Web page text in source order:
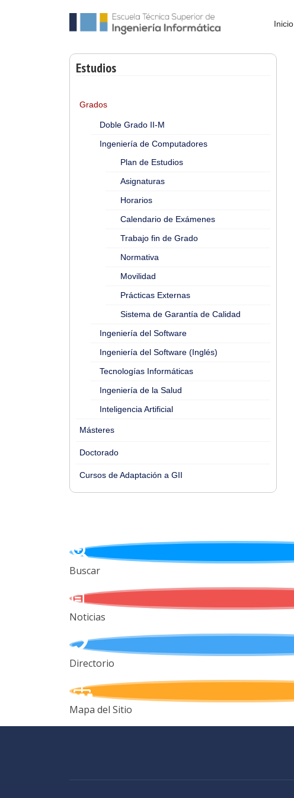
Inicio
Estudios
Grados
Doble Grado II-M
Ingeniería de Computadores
Plan de Estudios
Asignaturas
Horarios
Calendario de Exámenes
Trabajo fin de Grado
Normativa
Movilidad
Prácticas Externas
Sistema de Garantía de Calidad
Ingeniería del Software
Ingeniería del Software (Inglés)
Tecnologías Informáticas
Ingeniería de la Salud
Inteligencia Artificial
Másteres
Doctorado
Cursos de Adaptación a GII
Buscar
Noticias
Directorio
Mapa del Sitio